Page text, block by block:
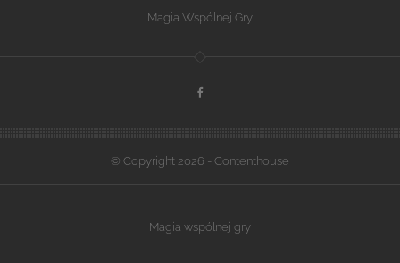
Magia Wspólnej Gry
© Copyright 2026 - Contenthouse
Magia wspólnej gry